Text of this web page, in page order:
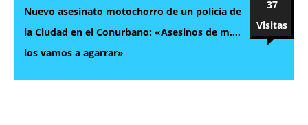
Nuevo asesinato motochorro de un policía de
la Ciudad en el Conurbano: «Asesinos de m…,
los vamos a agarrar»
37
Visitas